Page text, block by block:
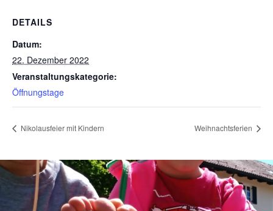
DETAILS
Datum:
22. Dezember 2022
Veranstaltungskategorie:
Öffnungstage
Nikolausfeier mit Kindern Weihnachtsferien